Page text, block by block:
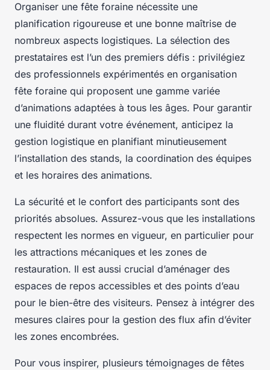
Organiser une fête foraine nécessite une
planification rigoureuse et une bonne maîtrise de
nombreux aspects logistiques. La sélection des
prestataires est l’un des premiers défis : privilégiez
des professionnels expérimentés en organisation
fête foraine qui proposent une gamme variée
d’animations adaptées à tous les âges. Pour garantir
une fluidité durant votre événement, anticipez la
gestion logistique en planifiant minutieusement
l’installation des stands, la coordination des équipes
et les horaires des animations.
La sécurité et le confort des participants sont des
priorités absolues. Assurez-vous que les installations
respectent les normes en vigueur, en particulier pour
les attractions mécaniques et les zones de
restauration. Il est aussi crucial d’aménager des
espaces de repos accessibles et des points d’eau
pour le bien-être des visiteurs. Pensez à intégrer des
mesures claires pour la gestion des flux afin d’éviter
les zones encombrées.
Pour vous inspirer, plusieurs témoignages de fêtes